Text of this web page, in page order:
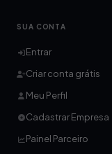
SUA CONTA
Entrar
Criar conta grátis
Meu Perfil
Cadastrar Empresa
Painel Parceiro